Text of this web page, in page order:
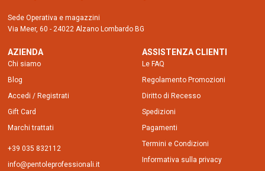
Sede Operativa e magazzini
Via Meer, 60 - 24022 Alzano Lombardo BG
AZIENDA
Chi siamo
Blog
Accedi / Registrati
Gift Card
Marchi trattati
+39 035 832112
info@pentoleprofessionali.it
ASSISTENZA CLIENTI
Le FAQ
Regolamento Promozioni
Diritto di Recesso
Spedizioni
Pagamenti
Termini e Condizioni
Informativa sulla privacy